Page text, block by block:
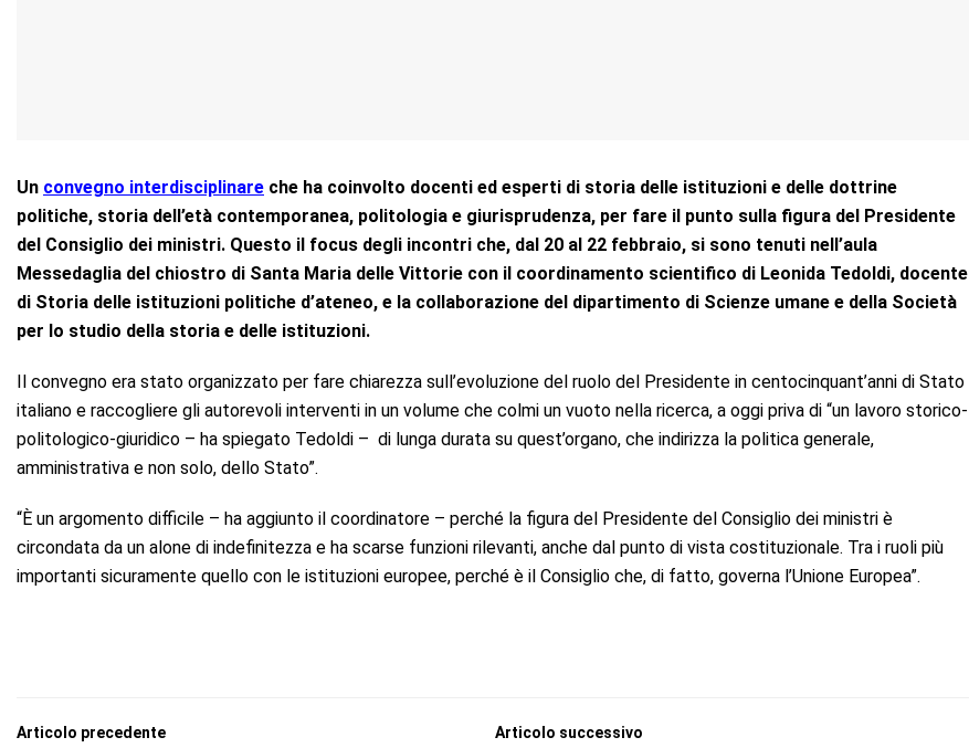
Un convegno interdisciplinare che ha coinvolto docenti ed esperti di storia delle istituzioni e delle dottrine
politiche, storia dell’età contemporanea, politologia e giurisprudenza, per fare il punto sulla figura del Presidente
del Consiglio dei ministri. Questo il focus degli incontri che, dal 20 al 22 febbraio, si sono tenuti nell’aula
Messedaglia del chiostro di Santa Maria delle Vittorie con il coordinamento scientifico di Leonida Tedoldi, docente
di Storia delle istituzioni politiche d’ateneo, e la collaborazione del dipartimento di Scienze umane e della Società
per lo studio della storia e delle istituzioni.
Il convegno era stato organizzato per fare chiarezza sull’evoluzione del ruolo del Presidente in centocinquant’anni di Stato
italiano e raccogliere gli autorevoli interventi in un volume che colmi un vuoto nella ricerca, a oggi priva di “un lavoro storico-
politologico-giuridico – ha spiegato Tedoldi – di lunga durata su quest’organo, che indirizza la politica generale,
amministrativa e non solo, dello Stato”.
“È un argomento difficile – ha aggiunto il coordinatore – perché la figura del Presidente del Consiglio dei ministri è
circondata da un alone di indefinitezza e ha scarse funzioni rilevanti, anche dal punto di vista costituzionale. Tra i ruoli più
importanti sicuramente quello con le istituzioni europee, perché è il Consiglio che, di fatto, governa l’Unione Europea”.
Articolo precedente Articolo successivo